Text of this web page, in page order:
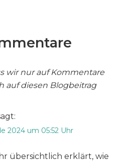
wir nur auf Kommentare
auf diesen Blogbeitrag
2024 um 05:52 Uhr
übersichtlich erklärt, wie